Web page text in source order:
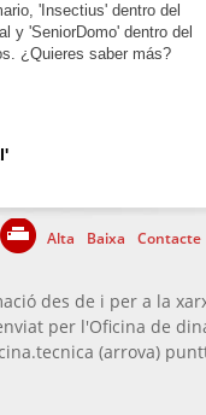
'Insectius' dentro del
y 'SeniorDomo' dentro del
¿Quieres saber más?
Alta Baixa Contacte
des de i per a la
per l'Oficina de
(arrova)